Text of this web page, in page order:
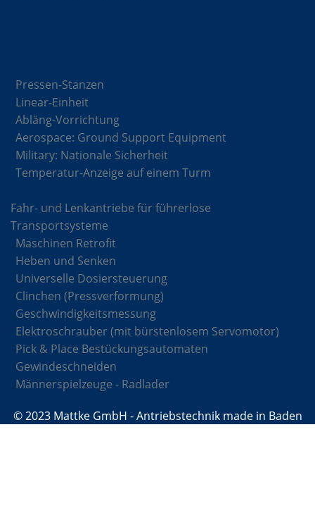
Pressen-Stanzen
Linear-Einheit
Abläng-Vorrichtung
Aerospace: Ground Support Equipment
Military: Nationale Sicherheit
Temperatur-Anzeige auf einem Turm
Fahr- und Lenkantriebe für führerlose
Transportsysteme
Maschinen Retrofit
Heben und Senken
Universelle Dosiersteuerung
Clinchen (Pressverformung)
Geschwindigkeitsmessung
Elektroschrauber (mit bürstenlosem Servomotor)
Pick & Place Bestückungsautomaten
Gewindeschneiden
Männerspielzeuge - Radlader
© 2023 Mattke GmbH - Antriebstechnik made in Baden